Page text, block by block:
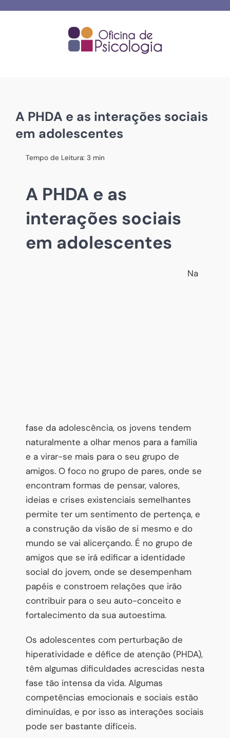
A PHDA e as interações sociais
em adolescentes
Tempo de Leitura: 3 min
A PHDA e as
interações sociais
em adolescentes
Na
fase da adolescência, os jovens tendem
naturalmente a olhar menos para a família
e a virar-se mais para o seu grupo de
amigos. O foco no grupo de pares, onde se
encontram formas de pensar, valores,
ideias e crises existenciais semelhantes
permite ter um sentimento de pertença, e
a construção da visão de si mesmo e do
mundo se vai alicerçando. É no grupo de
amigos que se irá edificar a identidade
social do jovem, onde se desempenham
papéis e constroem relações que irão
contribuir para o seu auto-conceito e
fortalecimento da sua autoestima.
Os adolescentes com perturbação de
hiperatividade e défice de atenção (PHDA),
têm algumas dificuldades acrescidas nesta
fase tão intensa da vida. Algumas
competências emocionais e sociais estão
diminuídas, e por isso as interações sociais
pode ser bastante difíceis.